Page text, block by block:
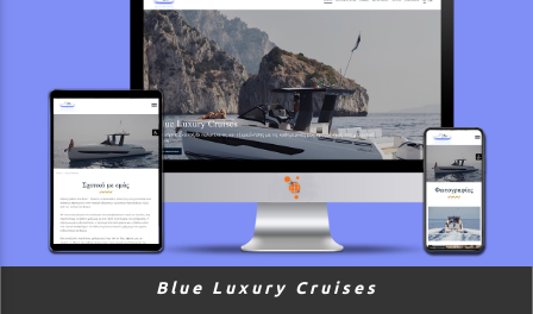
Blue Luxury Cruises